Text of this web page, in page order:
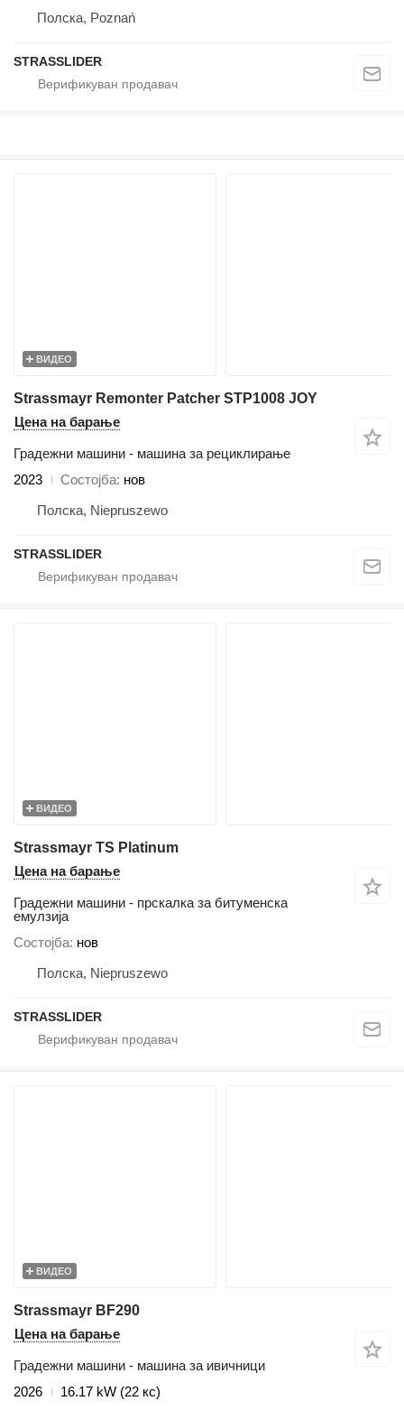
Полска, Poznań
STRASSLIDER
ВИДЕО
Strassmayr Remonter Patcher STP1008 JOY
Цена на барање
Градежни машини - машина за рециклирање
2023
Состојба нов
Полска, Niepruszewo
STRASSLIDER
ВИДЕО
Strassmayr TS Platinum
Цена на барање
Градежни машини - прскалка за битуменска
емулзија
Состојба нов
Полска, Niepruszewo
STRASSLIDER
ВИДЕО
Strassmayr BF290
Цена на барање
Градежни машини - машина за ивичници
2026
16.17 kW (22 кс)